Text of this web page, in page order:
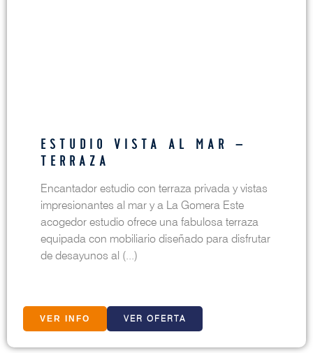
ESTUDIO VISTA AL MAR –
TERRAZA
Encantador estudio con terraza privada y vistas
impresionantes al mar y a La Gomera Este
acogedor estudio ofrece una fabulosa terraza
equipada con mobiliario diseñado para disfrutar
de desayunos al (...)
VER INFO VER OFERTA